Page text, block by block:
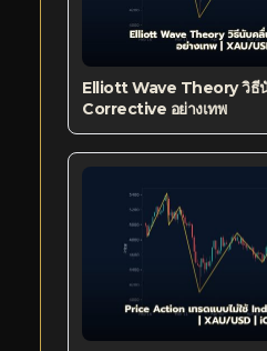
Elliott Wave Theory วิธี
Corrective อย่างเทพ